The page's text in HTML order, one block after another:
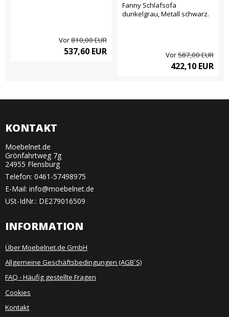
Vor810,00 EUR
537,60 EUR
Fanny Schlafsofa
dunkelgrau, Metall schwarz.
Vor587,00 EUR
422,10 EUR
KONTAKT
Moebelnet.de
Grönfahrtweg 7g
24955 Flensburg
Telefon: 0461-57498975
E-Mail: info@moebelnet.de
USt-IdNr.: DE279016509
INFORMATION
Über Moebelnet.de GmbH
Allgemeine Geschäftsbedingungen (AGB´S)
FAQ - Häufig gestellte Fragen
Cookies
Kontakt